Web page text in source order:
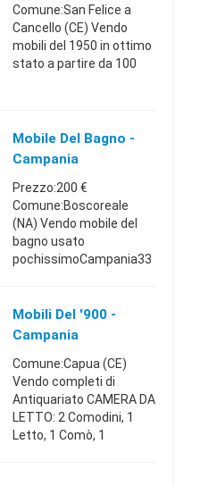
Comune:San Felice a
Cancello (CE) Vendo
mobili del 1950 in ottimo
stato a partire da 100
Mobile Del Bagno -
Campania
Prezzo:200 €
Comune:Boscoreale
(NA) Vendo mobile del
bagno usato
pochissimoCampania33
Mobili Del '900 -
Campania
Comune:Capua (CE)
Vendo completi di
Antiquariato CAMERA DA
LETTO: 2 Comodini, 1
Letto, 1 Comò, 1